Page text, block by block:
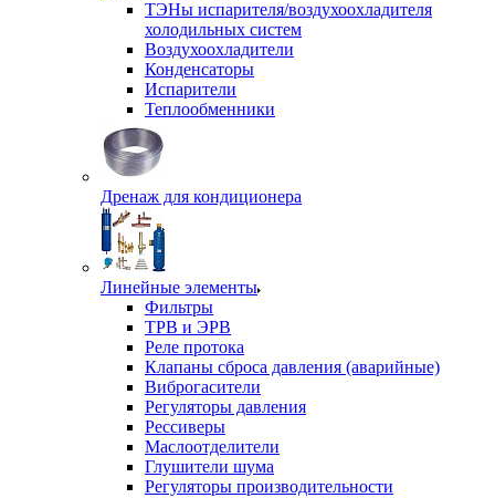
ТЭНы испарителя/воздухоохладителя
холодильных систем
Воздухоохладители
Конденсаторы
Испарители
Теплообменники
Дренаж для кондиционера
Линейные элементы
Фильтры
ТРВ и ЭРВ
Реле протока
Клапаны сброса давления (аварийные)
Виброгасители
Регуляторы давления
Рессиверы
Маслоотделители
Глушители шума
Регуляторы производительности